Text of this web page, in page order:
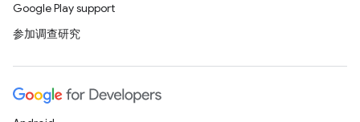
Google Play support
参加调查研究